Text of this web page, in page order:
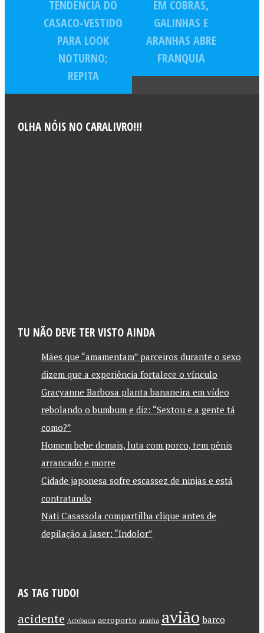
TENDÊNCIA DO
CASACO-VESTIDO
PARA LOOK
NOTURNO;
REPITA
EM COBRAS,
GALINHAS E
ARANHAS ABRE
FRANQUIA
OLHA NÓIS NO CARALIVRO!!!
TU NÃO DEVE TER VISTO AINDA
Mães que “amamentam” parceiros durante o sexo
dizem que a experiência fortalece o vínculo
Gracyanne Barbosa planta bananeira em vídeo
rebolando o bumbum e diz: “Sextou e a gente tá
como?”
Homem bebe demais, luta com porco, tem pênis
arrancado e morre
Cidade japonesa sofre escassez de ninjas e está
contratando
Nati Casassola compartilha clique antes de
depilação a laser: “Indolor”
AS TAG TUDO!
acidente Acrobacia aeroporto aranha avião barco